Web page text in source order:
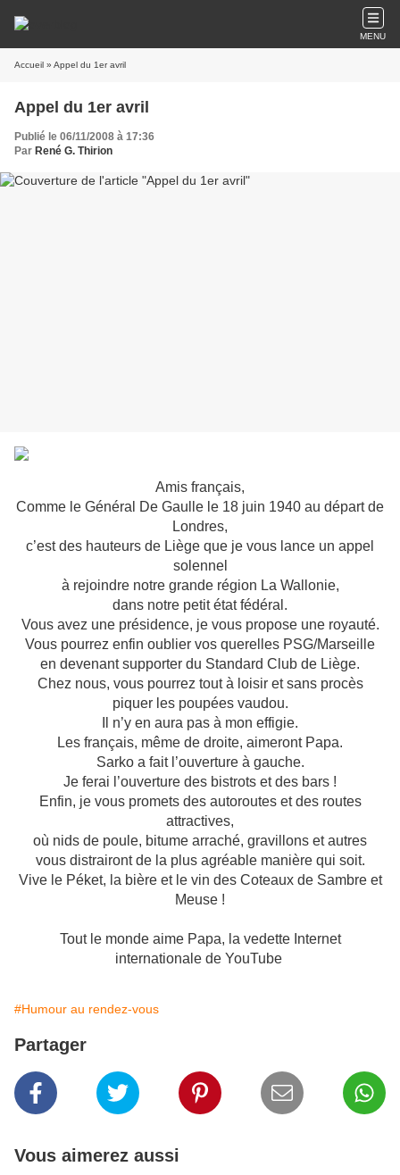
MENU
Accueil » Appel du 1er avril
Appel du 1er avril
Publié le 06/11/2008 à 17:36
Par René G. Thirion
Amis français,
Comme le Général De Gaulle le 18 juin 1940 au départ de
Londres,
c’est des hauteurs de Liège que je vous lance un appel
solennel
à rejoindre notre grande région La Wallonie,
dans notre petit état fédéral.
Vous avez une présidence, je vous propose une royauté.
Vous pourrez enfin oublier vos querelles PSG/Marseille
en devenant supporter du Standard Club de Liège.
Chez nous, vous pourrez tout à loisir et sans procès
piquer les poupées vaudou.
Il n’y en aura pas à mon effigie.
Les français, même de droite, aimeront Papa.
Sarko a fait l’ouverture à gauche.
Je ferai l’ouverture des bistrots et des bars !
Enfin, je vous promets des autoroutes et des routes
attractives,
où nids de poule, bitume arraché, gravillons et autres
vous distrairont de la plus agréable manière qui soit.
Vive le Péket, la bière et le vin des Coteaux de Sambre et
Meuse !
Tout le monde aime Papa, la vedette Internet
internationale de YouTube
#Humour au rendez-vous
Partager
Vous aimerez aussi